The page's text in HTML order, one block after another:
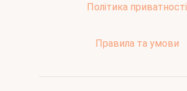
Політика приватності
Правила та умови